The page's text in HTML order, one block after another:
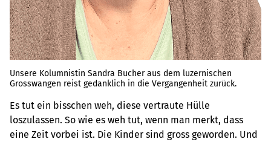
Unsere Kolumnistin Sandra Bucher aus dem luzernischen
Grosswangen reist gedanklich in die Vergangenheit zurück.
Es tut ein bisschen weh, diese vertraute Hülle
loszulassen. So wie es weh tut, wenn man merkt, dass
eine Zeit vorbei ist. Die Kinder sind gross geworden. Und